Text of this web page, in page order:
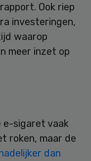
Ook riep
investeringen,
waarop
meer inzet op
e-sigaret vaak
roken, maar de
dan